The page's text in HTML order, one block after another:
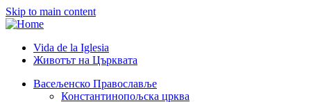
Skip to main content
Header
Category
Vida de la Iglesia
Животът на Църквата
Васељенско Православље
Константинопољска црква